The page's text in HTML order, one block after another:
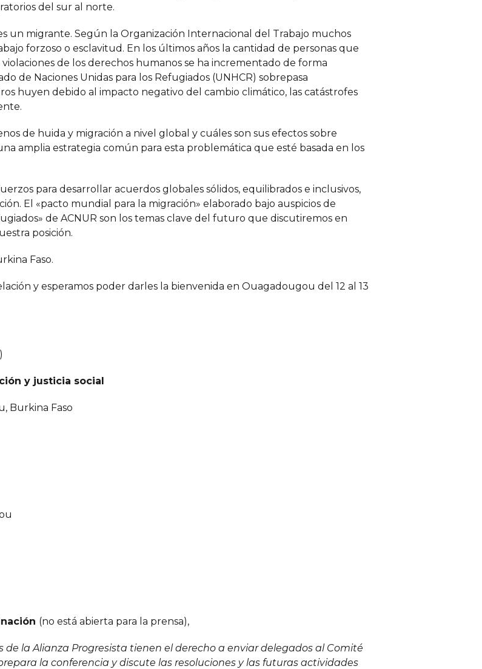
del sur al norte.
un migrante. Según la Organización Internacional del Trabajo muchos
forzoso o esclavitud. En los últimos años la cantidad de personas que
de los derechos humanos se ha incrementado de forma
de Naciones Unidas para los Refugiados (UNHCR) sobrepasa
huyen debido al impacto negativo del cambio climático, las catástrofes
de huida y migración a nivel global y cuáles son sus efectos sobre
amplia estrategia común para esta problemática que esté basada en los
para desarrollar acuerdos globales sólidos, equilibrados e inclusivos,
El «pacto mundial para la migración» elaborado bajo auspicios de
de ACNUR son los temas clave del futuro que discutiremos en
posición.
Faso.
y esperamos poder darles la bienvenida en Ouagadougou del 12 al 13
y justicia social
Burkina Faso
(no está abierta para la prensa),
de la Alianza Progresista tienen el derecho a enviar delegados al Comité
la conferencia y discute las resoluciones y las futuras actividades